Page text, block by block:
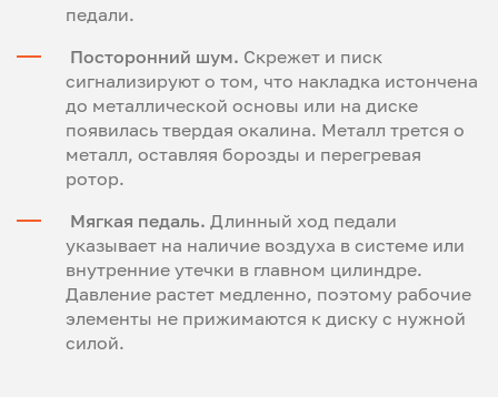
педали.
Посторонний шум. Скрежет и писк
сигнализируют о том, что накладка истончена
до металлической основы или на диске
появилась твердая окалина. Металл трется о
металл, оставляя борозды и перегревая
ротор.
Мягкая педаль. Длинный ход педали
указывает на наличие воздуха в системе или
внутренние утечки в главном цилиндре.
Давление растет медленно, поэтому рабочие
элементы не прижимаются к диску с нужной
силой.